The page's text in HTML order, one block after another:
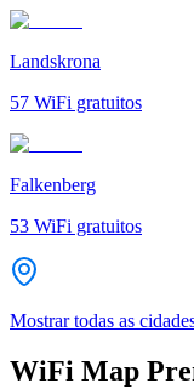
Landskrona
57 WiFi gratuitos
Falkenberg
53 WiFi gratuitos
Mostrar todas as
WiFi Map